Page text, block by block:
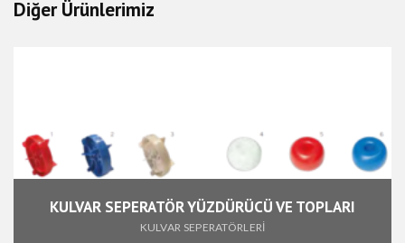
Fiyat
Diğer Ürünlerimiz
KULVAR SEPERATÖR YÜZDÜRÜCÜ VE TOPLARI
KULVAR SEPERATÖRLERİ